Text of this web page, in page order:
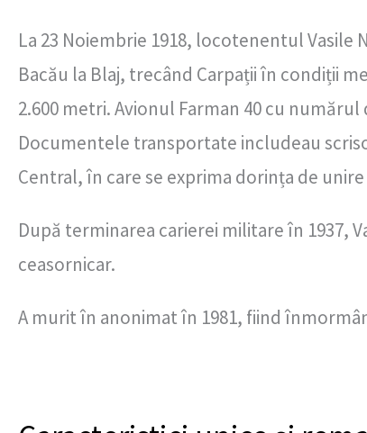
La 23 Noiembrie 1918, locotenentul
Bacău la Blaj, trecând Carpații în condiții
2.600 metri. Avionul Farman 40 cu
Documentele transportate includeau
Central, în care se exprima dorința de
După terminarea carierei militare în 1937,
ceasornicar.
A murit în anonimat în 1981, fiind